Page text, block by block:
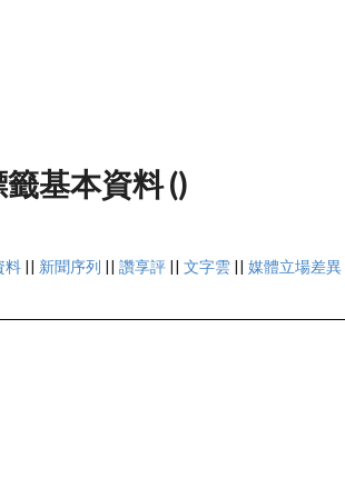
基本資料 ()
料 || 新聞序列 || 讚享評 || 文字雲 || 媒體立場差異